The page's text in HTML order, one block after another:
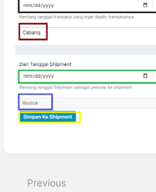
mode
Previous